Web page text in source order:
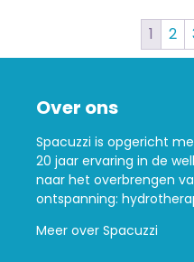
1 2
Over ons
Spacuzzi is opgericht
20 jaar ervaring in de
naar het overbrengen
ontspanning:
Meer over Spacuzzi